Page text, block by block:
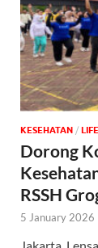
KESEHATAN /
Dorong
RSSH
5 January 2026